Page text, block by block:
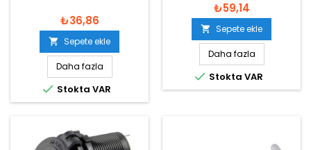
₺36,86
 Sepete ekle
Daha fazla
 Stokta VAR
₺59,14
 Sepete ekle
Daha fazla
 Stokta VAR